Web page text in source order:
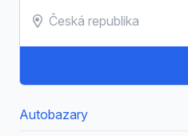
Autobazary